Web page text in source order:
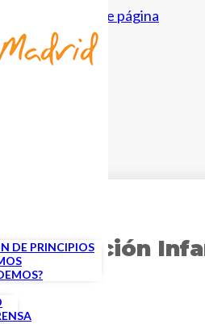
Saltar al pie de página
DE PRINCIPIOS
Educación